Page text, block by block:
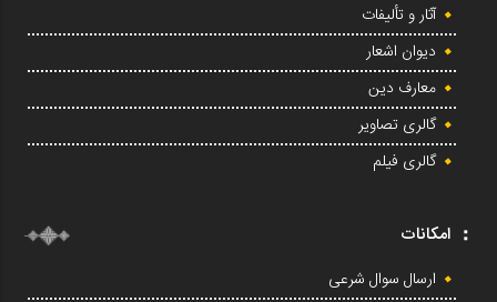
آثار و تألیفات
دیوان اشعار
معارف دین
گالری تصاویر
گالری فیلم
امکانات
ارسال سوال شرعی